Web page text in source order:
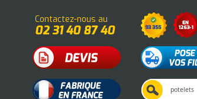
Contactez-nous au
02 31 40 87 40